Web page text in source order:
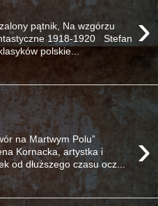
›
pątnik, Na wzgórzu
1918-1920 Stefan
polskie...
›
na Martwym Polu”
Kornacka, artystka i
od dłuższego czasu ocz...